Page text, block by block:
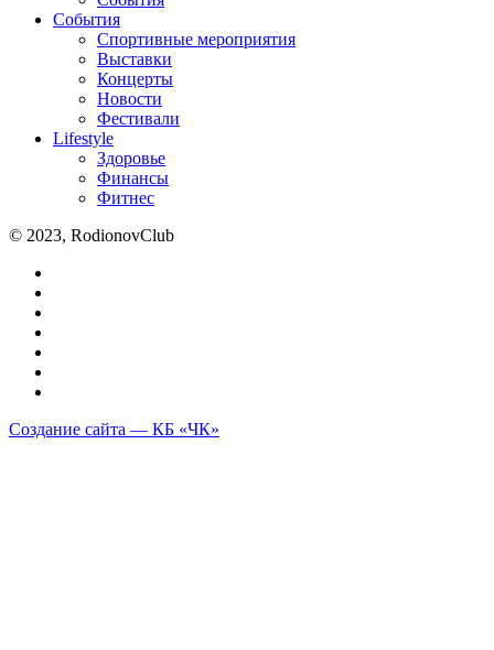
События
Спортивные мероприятия
Выставки
Концерты
Новости
Фестивали
Lifestyle
Здоровье
Финансы
Фитнес
© 2023, RodionovClub
Создание сайта — КБ «ЧК»